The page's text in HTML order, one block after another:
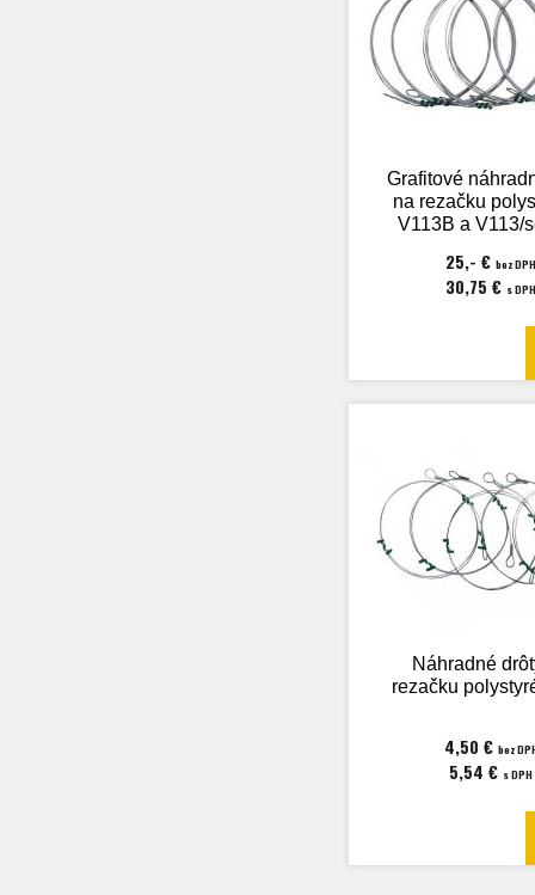
Grafitové
na rezačku
V113B a V113/
25,- € bez DPH
30,75 € s DPH
Náhradné
rezačku
4,50 € bez
5,54 € s DPH